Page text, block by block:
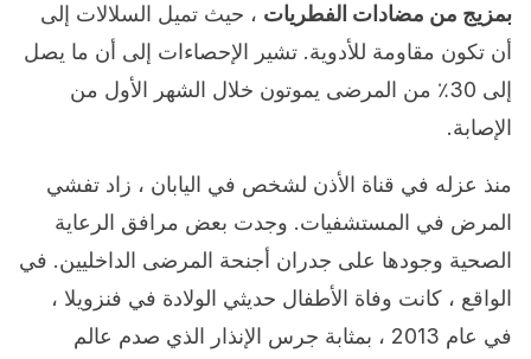
بمزيج من مضادات الفطريات ، حيث تميل السلالات إلى
أن تكون مقاومة للأدوية. تشير الإحصاءات إلى أن ما يصل
إلى 30٪ من المرضى يموتون خلال الشهر الأول من
الإصابة.
منذ عزله في قناة الأذن لشخص في اليابان ، زاد تفشي
المرض في المستشفيات. وجدت بعض مرافق الرعاية
الصحية وجودها على جدران أجنحة المرضى الداخليين. في
الواقع ، كانت وفاة الأطفال حديثي الولادة في فنزويلا ،
في عام 2013 ، بمثابة جرس الإنذار الذي صدم عالم